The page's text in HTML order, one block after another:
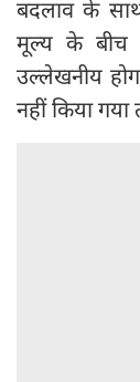
बदलाव के
मूल्य के बीच
उल्लेखनीय
नहीं किया गया